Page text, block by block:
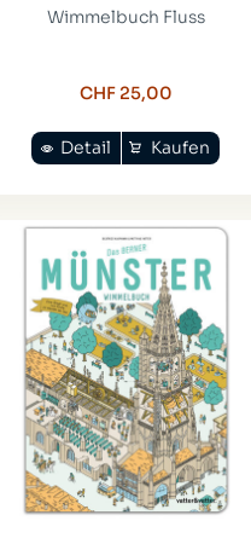
Wimmelbuch Fluss
CHF 25,00
Kaufen
Detail